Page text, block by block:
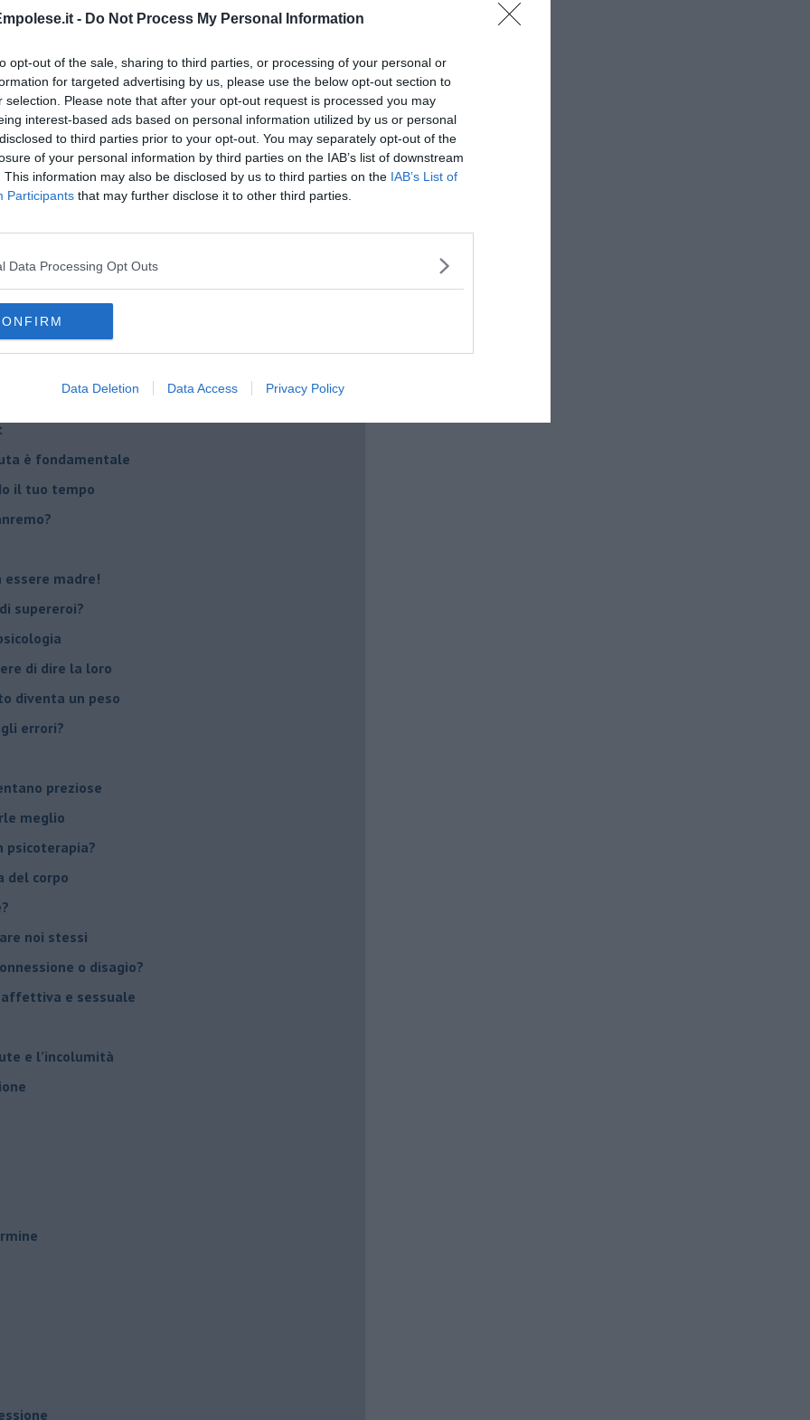
- Do Not Process My Personal Information
opt-out of the sale, sharing to third parties, or processing of your personal or
for targeted advertising by us, please use the below opt-out section to
selection. Please note that after your opt-out request is processed you may
interest-based ads based on personal information utilized by us or personal
to third parties prior to your opt-out. You may separately opt-out of the
of your personal information by third parties on the IAB’s list of downstream
This information may also be disclosed by us to third parties on the IAB’s List of
Participants that may further disclose it to other third parties.
Data Processing Opt Outs
Data Deletion Data Access Privacy Policy
sull’umore
tempo
è fondamentale
il tuo tempo
essere madre!
supereroi?
di dire la loro
diventa un peso
errori?
preziose
meglio
psicoterapia?
del corpo
noi stessi
o disagio?
affettiva e sessuale
e l’incolumità